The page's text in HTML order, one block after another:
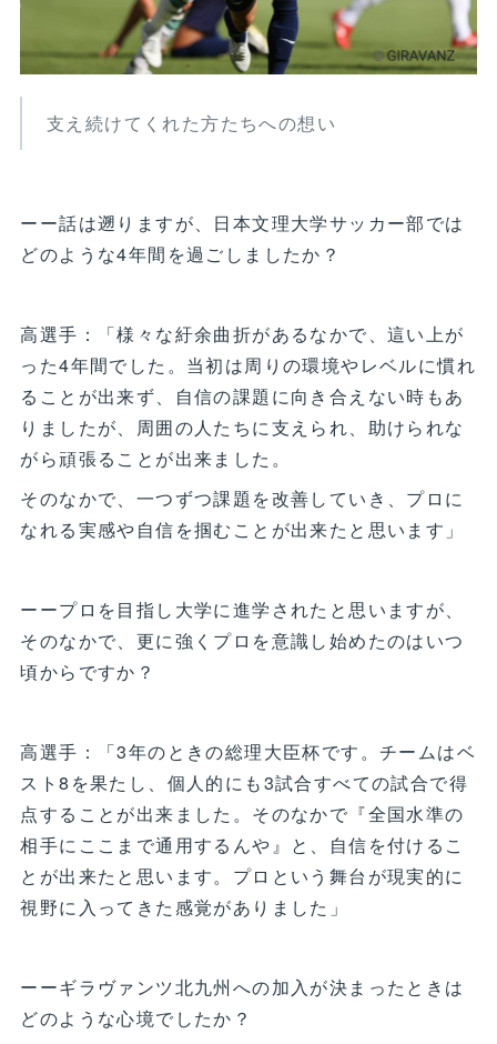
支え続けてくれた方たちへの想い
ーー話は遡りますが、日本文理大学サッカー部では
どのような4年間を過ごしましたか？
高選手：「様々な紆余曲折があるなかで、這い上が
った4年間でした。当初は周りの環境やレベルに慣れ
ることが出来ず、自信の課題に向き合えない時もあ
りましたが、周囲の人たちに支えられ、助けられな
がら頑張ることが出来ました。
そのなかで、一つずつ課題を改善していき、プロに
なれる実感や自信を掴むことが出来たと思います」
ーープロを目指し大学に進学されたと思いますが、
そのなかで、更に強くプロを意識し始めたのはいつ
頃からですか？
高選手：「3年のときの総理大臣杯です。チームはベ
スト8を果たし、個人的にも3試合すべての試合で得
点することが出来ました。そのなかで『全国水準の
相手にここまで通用するんや』と、自信を付けるこ
とが出来たと思います。プロという舞台が現実的に
視野に入ってきた感覚がありました」
ーーギラヴァンツ北九州への加入が決まったときは
どのような心境でしたか？